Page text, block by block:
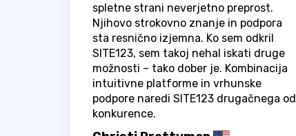
spletne strani neverjetno preprost.
Njihovo strokovno znanje in podpora
sta resnično izjemna. Ko sem odkril
SITE123, sem takoj nehal iskati druge
možnosti – tako dober je. Kombinacija
intuitivne platforme in vrhunske
podpore naredi SITE123 drugačnega od
konkurence.